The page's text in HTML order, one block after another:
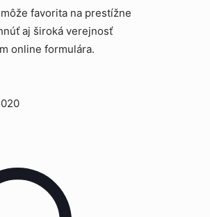
favorita na prestížne
aj široká verejnosť
online formulára.